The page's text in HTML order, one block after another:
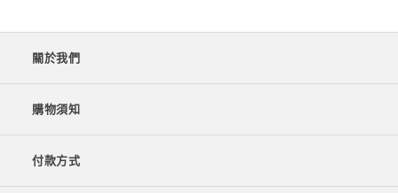
關於我們
購物須知
付款方式